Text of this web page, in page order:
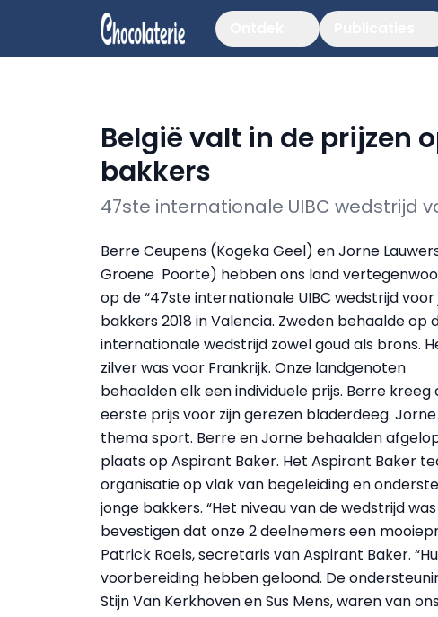
België valt in de prijzen
bakkers
47ste internationale UIBC wedstrijd
Berre Ceupens (Kogeka Geel) en Jorne
Groene Poorte) hebben ons land
op de “47ste internationale UIBC wedstrijd
bakkers 2018 in Valencia. Zweden behaalde op
internationale wedstrijd zowel goud als brons.
zilver was voor Frankrijk. Onze landgenoten
behaalden elk een individuele prijs. Berre kreeg
eerste prijs voor zijn gerezen bladerdeeg.
thema sport. Berre en Jorne behaalden
plaats op Aspirant Baker. Het Aspirant Baker
organisatie op vlak van begeleiding en
jonge bakkers. “Het niveau van de wedstrijd
bevestigen dat onze 2 deelnemers een
Patrick Roels, secretaris van Aspirant Baker.
voorbereiding hebben geloond. De
Stijn Van Kerkhoven en Sus Mens, waren van